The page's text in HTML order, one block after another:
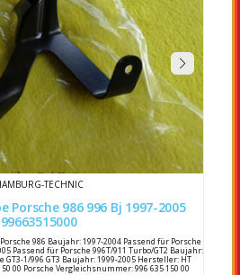
TECHNIC
996 Bj 1997-2005
99663515000
986 Baujahr: 1997-2004 Passend für Porsche
Passend für Porsche 996T/911 Turbo/GT2 Baujahr:
GT3-1/996 GT3 Baujahr: 1999-2005 Hersteller: HT
00 Porsche Vergleichsnummer: 996 635 150 00